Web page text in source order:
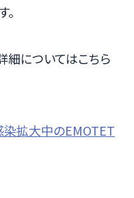
細についてはこちら
染拡大中のEMOTET